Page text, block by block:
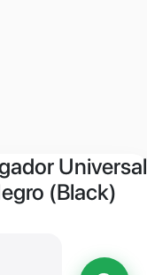
Universal
(Black)